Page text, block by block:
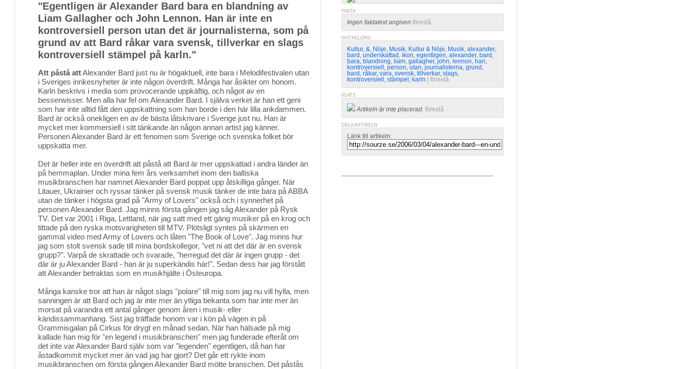
"Egentligen är Alexander Bard bara en blandning av
Liam Gallagher och John Lennon. Han är inte en
kontroversiell person utan det är journalisterna, som på
grund av att Bard råkar vara svensk, tillverkar en slags
kontroversiell stämpel på karln."
Att påstå attAlexander Bard just nu är högaktuell, inte bara i Melodifestivalen utan
i Sveriges inrikesnyheter är inte någon överdrift. Många har åsikter om honom.
Karln beskrivs i media som provocerande uppkäftig, och något av en
besserwisser. Men alla har fel om Alexander Bard. I själva verket är han ett geni
som har inte alltid fått den uppskattning som han borde i den här lilla ankdammen.
Bard är också onekligen en av de bästa låtskrivare i Sverige just nu. Han är
mycket mer kommersiell i sitt tänkande än någon annan artist jag känner.
Personen Alexander Bard är ett fenomen som Sverige och svenska folket bör
uppskatta mer.
Det är heller inte en överdrift att påstå att Bard är mer uppskattad i andra länder än
på hemmaplan. Under mina fem års verksamhet inom den baltiska
musikbranschen har namnet Alexander Bard poppat upp åtskilliga gånger. När
Litauer, Ukrainier och ryssar tänker på svensk musik tänker de inte bara på ABBA
utan de tänker i högsta grad på "Army of Lovers" också och i synnerhet på
personen Alexander Bard. Jag minns första gången jag såg Alexander på Rysk
TV. Det var 2001 i Riga, Lettland, när jag satt med ett gäng musiker på en krog och
tittade på den ryska motsvarigheten till MTV. Plötsligt syntes på skärmen en
gammal video med Army of Lovers och låten "The Book of Love". Jag minns hur
jag som stolt svensk sade till mina bordskollegor, "vet ni att det där är en svensk
grupp?". Varpå de skrattade och svarade, "herregud det där är ingen grupp - det
där är ju Alexander Bard - han är ju superkändis här!". Sedan dess har jag förstått
att Alexander betraktas som en musikhjälte i Östeuropa.
Många kanske tror att han är något slags "polare" till mig som jag nu vill hylla, men
sanningen är att Bard och jag är inte mer än ytliga bekanta som har inte mer än
morsat på varandra ett antal gånger genom åren i musik- eller
kändissammanhang. Sist jag träffade honom var i kön på vägen in på
Grammisgalan på Cirkus för drygt en månad sedan. När han hälsade på mig
kallade han mig för "en legend i musikbranschen" men jag funderade efteråt om
det inte var Alexander Bard själv som var "legenden" egentligen, då han har
åstadkommit mycket mer än vad jag har gjort? Det går ett rykte inom
musikbranschen om första gången Alexander Bard mötte branschen. Det påstås
FAKTA
Ingen faktatext angiven föreslå
NYCKELORD
Kultur, &, Nöje, Musik, Kultur & Nöje, Musik, alexander,
bard , underskattad , ikon, egentligen, alexander, bard ,
bara, blandning, liam, gallagher, john, lennon, han,
kontroversiell , person, utan, journalisterna, grund ,
bard , råkar, vara, svensk, tillverkar, slags,
kontroversiell , stämpel , karln föreslå
PLATS
Artikeln är inte placerad. föreslå
DELA ARTIKELN
Länk till artikeln: